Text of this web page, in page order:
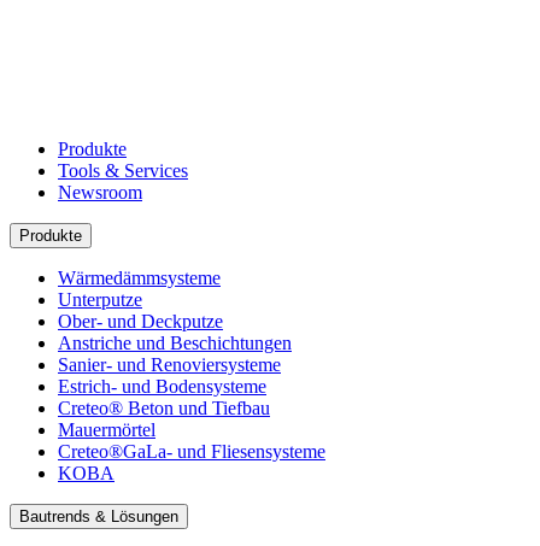
Produkte
Tools & Services
Newsroom
Produkte
Wärmedämmsysteme
Unterputze
Ober- und Deckputze
Anstriche und Beschichtungen
Sanier- und Renoviersysteme
Estrich- und Bodensysteme
Creteo® Beton und Tiefbau
Mauermörtel
Creteo®GaLa- und Fliesensysteme
KOBA
Bautrends & Lösungen